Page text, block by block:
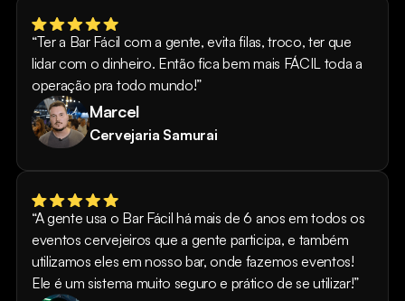
“Ter a Bar Fácil com a gente, evita filas, troco, ter que
lidar com o dinheiro. Então fica bem mais FÁCIL toda a
operação pra todo mundo!”
Marcel
Cervejaria Samurai
“A gente usa o Bar Fácil há mais de 6 anos em todos os
eventos cervejeiros que a gente participa, e também
utilizamos eles em nosso bar, onde fazemos eventos!
Ele é um sistema muito seguro e prático de se utilizar!”